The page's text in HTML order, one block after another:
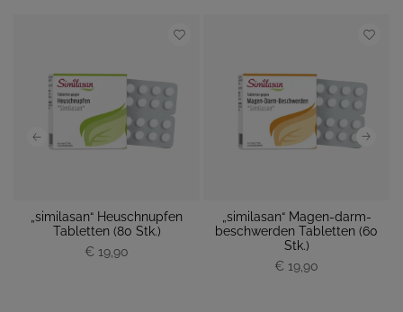
„similasan“ Heuschnupfen
Tabletten (80 Stk.)
€ 19,90
„similasan“ Magen-darm-
beschwerden Tabletten (60
Stk.)
€ 19,90